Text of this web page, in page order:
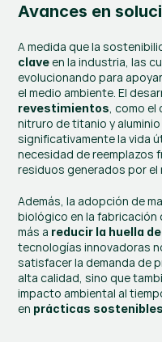
Avances en
A medida que la
clave en la industria, las
evolucionando para
el medio ambiente. El
revestimientos , como
nitruro de titanio y
significativamente la vida
necesidad de reemplazos
residuos generados por el
Además, la adopción de
biológico en la fabricación
más a reducir la huella
tecnologías innovadoras
satisfacer la demanda de
alta calidad, sino que
impacto ambiental al
en prácticas sostenibles